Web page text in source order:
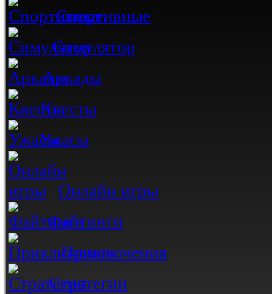
Спортивные
Симулятор
Аркады
Квесты
Ужасы
Онлайн игры
Файтинги
Приключения
Стратегии